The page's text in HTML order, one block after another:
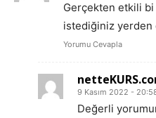
Gerçekten etkili
istediğiniz
Yorumu Cevapla
9 Kasım 2022 -
Değerli